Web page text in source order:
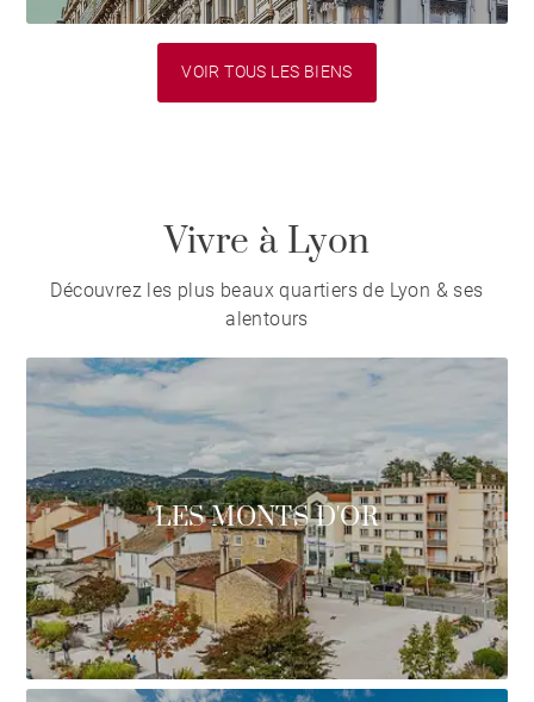
VOIR TOUS LES BIENS
Vivre à Lyon
Découvrez les plus beaux quartiers de Lyon & ses
alentours
LES MONTS D'OR